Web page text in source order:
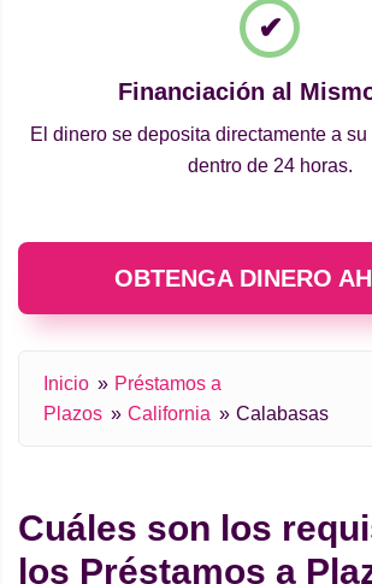
Financiación al
El dinero se deposita directamente a
dentro de 24 horas.
OBTENGA DINERO
Inicio
Préstamos a
Plazos
California Calabasas
Cuáles son los
los Préstamos a